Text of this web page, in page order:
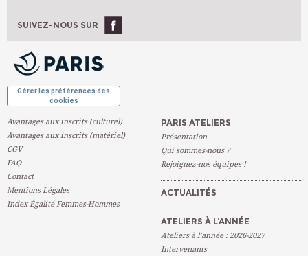
Ateliers À L'année
SUIVEZ-NOUS SUR
Gérer les préférences des
cookies
Avantages aux inscrits (culturel)
Avantages aux inscrits (matériel)
CGV
FAQ
Contact
Mentions Légales
Index Égalité Femmes-Hommes
PARIS ATELIERS
Présentation
Qui sommes-nous ?
Rejoignez-nos équipes !
ACTUALITÉS
ATELIERS À L’ANNÉE
Ateliers à l’année : 2026-2027
Intervenants